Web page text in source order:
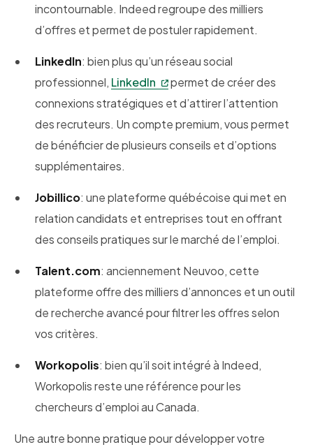
incontournable. Indeed regroupe des milliers
d’offres et permet de postuler rapidement.
LinkedIn: bien plus qu’un réseau social
professionnel, LinkedIn
permet de créer des
connexions stratégiques et d’attirer l’attention
des recruteurs. Un compte premium, vous permet
de bénéficier de plusieurs conseils et d’options
supplémentaires.
Jobillico: une plateforme québécoise qui met en
relation candidats et entreprises tout en offrant
des conseils pratiques sur le marché de l’emploi.
Talent.com: anciennement Neuvoo, cette
plateforme offre des milliers d’annonces et un outil
de recherche avancé pour filtrer les offres selon
vos critères.
Workopolis: bien qu’il soit intégré à Indeed,
Workopolis reste une référence pour les
chercheurs d’emploi au Canada.
Une autre bonne pratique pour développer votre